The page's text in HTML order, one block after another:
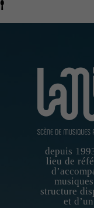
depuis
lieu de
structure
et